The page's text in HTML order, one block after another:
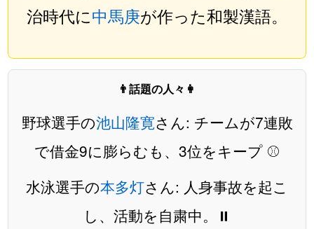
治時代に中馬庚が作った和製漢語。
👨話題の人々👩
野球選手の池山隆寛さん: チームが7連敗
で借金9に膨らむも、3位をキープ ⚾️
水泳選手の本多灯さん: 人身事故を起こ
し、活動を自粛中。⏸️